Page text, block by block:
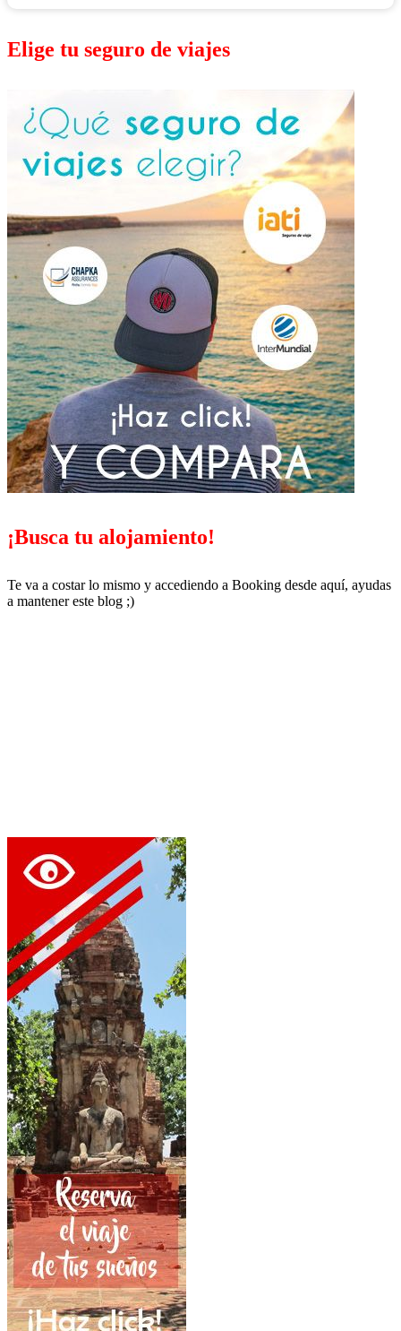
Elige tu seguro de viajes
¡Busca tu alojamiento!
Te va a costar lo mismo y accediendo a Booking desde aquí, ayudas
a mantener este blog ;)